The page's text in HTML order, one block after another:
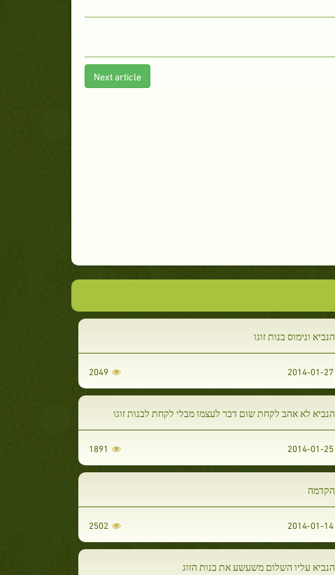
Next article
הנביא ונימוס בנות זוגו
2049
הנביא לא אהב לקחת שום דבר לעצמו מבלי לקחת לבנות זוגו
2014-01-25
1891
הקדמה
2014-01-14
2502
הנביא עליו השלום משעשע את בנות הזוג